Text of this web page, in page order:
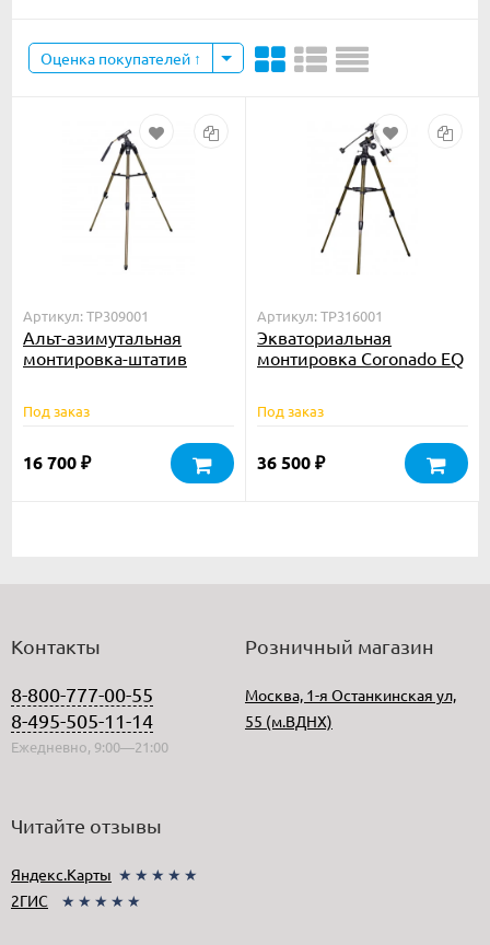
Оценка покупателей
Артикул: TP309001
Альт-азимутальная
монтировка-штатив
Под заказ
16 700 ₽
Артикул: TP316001
Экваториальная
монтировка Coronado EQ
Под заказ
36 500 ₽
Контакты
8-800-777-00-55
8-495-505-11-14
Ежедневно, 9:00—21:00
Розничный магазин
Москва, 1-я Останкинская ул,
55 (м.ВДНХ)
Читайте отзывы
Яндекс.Карты ★★★★★
2ГИС
★★★★★